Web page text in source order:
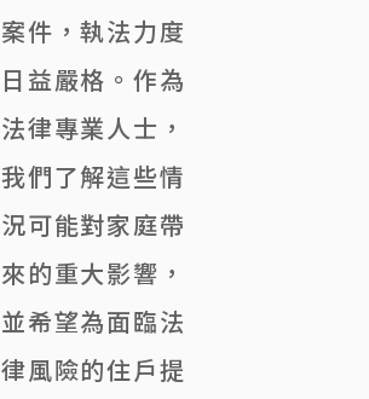
案件，執法力度
日益嚴格。作為
法律專業人士，
我們了解這些情
況可能對家庭帶
來的重大影響，
並希望為面臨法
律風險的住戶提